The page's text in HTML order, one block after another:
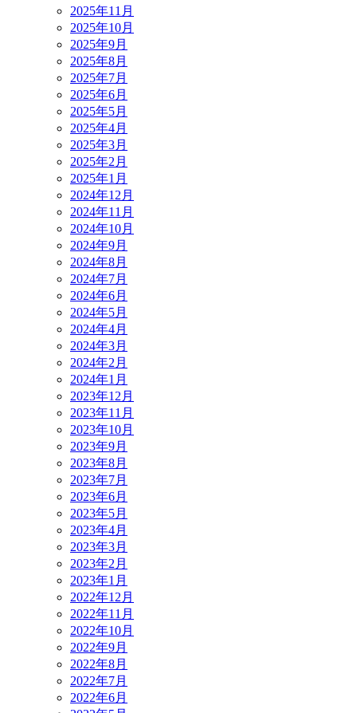
2025年11月
2025年10月
2025年9月
2025年8月
2025年7月
2025年6月
2025年5月
2025年4月
2025年3月
2025年2月
2025年1月
2024年12月
2024年11月
2024年10月
2024年9月
2024年8月
2024年7月
2024年6月
2024年5月
2024年4月
2024年3月
2024年2月
2024年1月
2023年12月
2023年11月
2023年10月
2023年9月
2023年8月
2023年7月
2023年6月
2023年5月
2023年4月
2023年3月
2023年2月
2023年1月
2022年12月
2022年11月
2022年10月
2022年9月
2022年8月
2022年7月
2022年6月